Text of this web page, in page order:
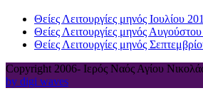
Θείες Λειτουργίες μηνός Ιουλίου
Θείες Λειτουργίες μηνός
Θείες Λειτουργίες μηνός
Copyright 2006- Ιερός Ναός Αγίου
by digi waves